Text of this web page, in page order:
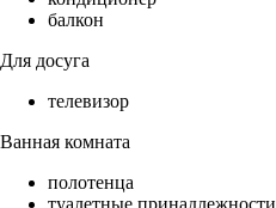
балкон
Для досуга
телевизор
Ванная комната
полотенца
туалетные принадлежности